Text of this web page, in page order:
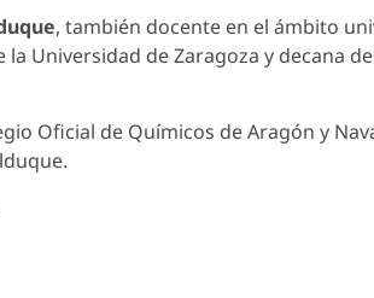
, también docente en el ámbito
Universidad de Zaragoza y decana
Oficial de Químicos de Aragón y